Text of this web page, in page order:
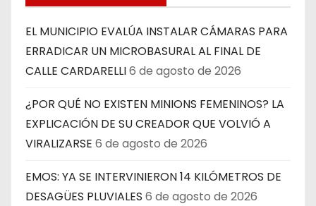
EL MUNICIPIO EVALÚA INSTALAR CÁMARAS PARA
ERRADICAR UN MICROBASURAL AL FINAL DE
CALLE CARDARELLI6 de agosto de 2026
¿POR QUÉ NO EXISTEN MINIONS FEMENINOS? LA
EXPLICACIÓN DE SU CREADOR QUE VOLVIÓ A
VIRALIZARSE 6 de agosto de 2026
EMOS: YA SE INTERVINIERON 14 KILÓMETROS DE
DESAGÜES PLUVIALES 6 de agosto de 2026